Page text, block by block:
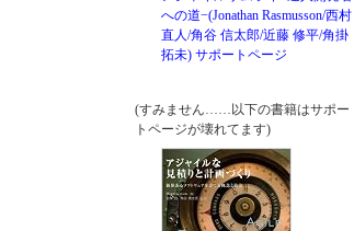
への道−(Jonathan Rasmusson/西村
直人/角谷 信太郎/近藤 修平/角掛
拓未) サポートページ
(すみません……以下の書籍はサポー
トページが壊れてます)